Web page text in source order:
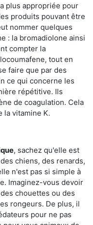
plus appropriée pour
produits pouvant être
nommer quelques
: la bromadiolone ainsi
compter la
tout en
faire que par des
ce qui concerne les
répétitive. Ils
de coagulation. Cela
la vitamine K.
, sachez qu'elle est
chiens, des renards,
n'est pas si simple à
Imaginez-vous devoir
chouettes ou des
rongeurs. De plus, il
pour ne pas